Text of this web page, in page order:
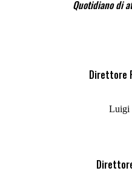
Quotidiano di
Direttore
Luigi